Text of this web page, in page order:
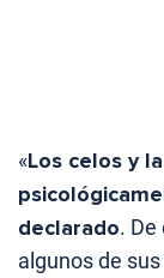
«Los celos y
declarado.
algunos de